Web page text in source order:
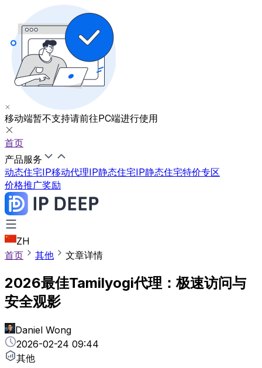
移动端暂不支持请前往PC端进行使用
首页
产品服务
动态住宅IP移动代理IP静态住宅IP静态住宅特价专区
价格推广奖励
ZH
首页
其他 文章详情
2026最佳Tamilyogi代理：极速访问与
安全观影
Daniel Wong
2026-02-24 09:44
其他